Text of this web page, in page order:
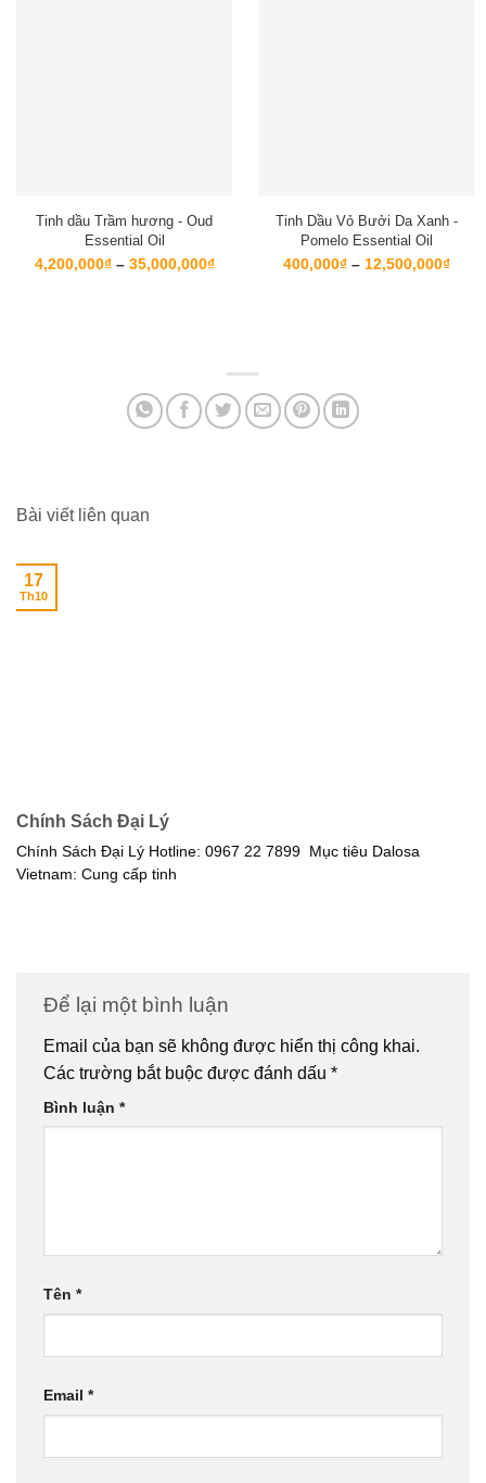
Tinh dầu Trầm hương - Oud
Essential Oil
4,200,000₫ – 35,000,000₫Khoảng
Tinh Dầu Vỏ Bưởi Da Xanh -
Pomelo Essential Oil
400,000₫ – 12,500,000₫
Bài viết liên quan
Chính Sách Đại Lý
Chính Sách Đại Lý Hotline: 0967 22 7899 Mục tiêu Dalosa
Vietnam: Cung cấp tinh
17
Th10
Để lại một bình luận
Email của bạn sẽ không được hiển thị công khai.
Các trường bắt buộc được đánh dấu *
Bình luận *
Tên *
Email *